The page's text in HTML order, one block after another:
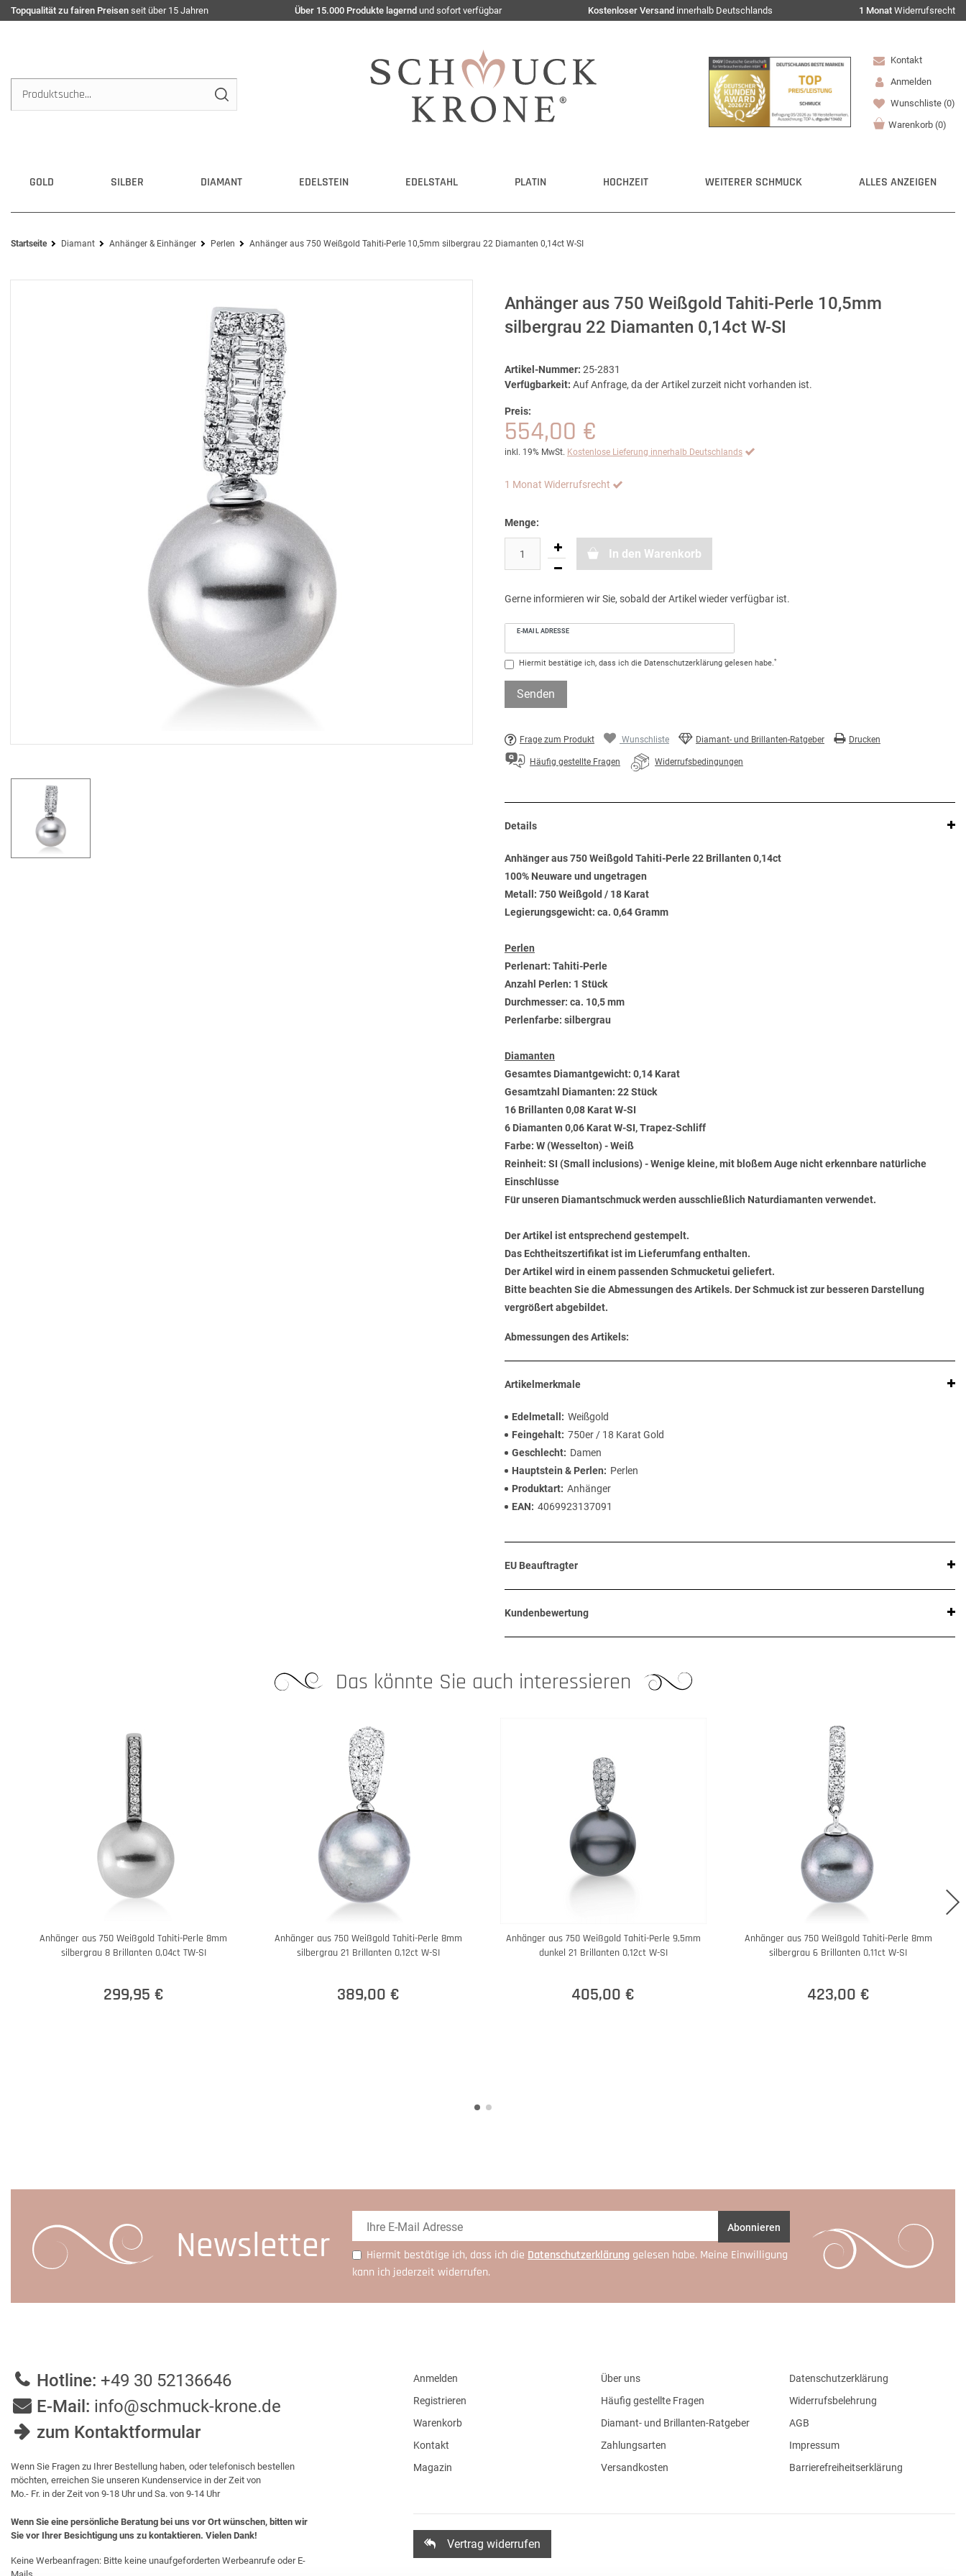
Topqualität zu fairen Preisen seit über 15 Jahren Über 15.000 Produkte lagernd und sofort verfügbar Kostenloser Versand innerhalb Deutschlands 1 Monat Widerrufsrecht
Kontakt
Anmelden
Wunschliste (0)
Warenkorb (0)
GOLD SILBER DIAMANT EDELSTEIN EDELSTAHL PLATIN HOCHZEIT WEITERER SCHMUCK ALLES ANZEIGEN
Startseite Diamant Anhänger & Einhänger Perlen Anhänger aus 750 Weißgold Tahiti-Perle 10,5mm silbergrau 22 Diamanten 0,14ct W-SI
Anhänger aus 750 Weißgold Tahiti-Perle 10,5mm
silbergrau 22 Diamanten 0,14ct W-SI
Artikel-Nummer: 25-2831
Verfügbarkeit: Auf Anfrage, da der Artikel zurzeit nicht vorhanden ist.
Preis:
554,00 €
inkl. 19% MwSt. Kostenlose Lieferung innerhalb Deutschlands
1 Monat Widerrufsrecht
Menge:
In den Warenkorb
Gerne informieren wir Sie, sobald der Artikel wieder verfügbar ist.
E-MAIL ADRESSE
Hiermit bestätige ich, dass ich die Daten­schutz­erklärung gelesen habe.*
Senden
Frage zum Produkt Wunschliste Diamant- und Brillanten-Ratgeber Drucken
Häufig gestellte Fragen Widerrufsbedingungen
Details
Anhänger aus 750 Weißgold Tahiti-Perle 22 Brillanten 0,14ct
100% Neuware und ungetragen
Metall: 750 Weißgold / 18 Karat
Legierungsgewicht: ca. 0,64 Gramm
Perlen
Perlenart: Tahiti-Perle
Anzahl Perlen: 1 Stück
Durchmesser: ca. 10,5 mm
Perlenfarbe: silbergrau
Diamanten
Gesamtes Diamantgewicht: 0,14 Karat
Gesamtzahl Diamanten: 22 Stück
16 Brillanten 0,08 Karat W-SI
6 Diamanten 0,06 Karat W-SI, Trapez-Schliff
Farbe: W (Wesselton) - Weiß
Reinheit: SI (Small inclusions) - Wenige kleine, mit bloßem Auge nicht erkennbare natürliche
Einschlüsse
Für unseren Diamantschmuck werden ausschließlich Naturdiamanten verwendet.
Der Artikel ist entsprechend gestempelt.
Das Echtheitszertifikat ist im Lieferumfang enthalten.
Der Artikel wird in einem passenden Schmucketui geliefert.
Bitte beachten Sie die Abmessungen des Artikels. Der Schmuck ist zur besseren Darstellung
vergrößert abgebildet.
Abmessungen des Artikels:
Artikelmerkmale
Edelmetall
Weißgold
Feingehalt 750er / 18 Karat Gold
Geschlecht
Damen
Hauptstein & Perlen
Perlen
Produktart Anhänger
EAN
4069923137091
EU Beauftragter
Kundenbewertung
Das könnte Sie auch interessieren
Anhänger aus 750 Weißgold Tahiti-Perle 8mm
silbergrau 8 Brillanten 0,04ct TW-SI
299,95 €
Anhänger aus 750 Weißgold Tahiti-Perle 8mm
silbergrau 21 Brillanten 0,12ct W-SI
389,00 €
Anhänger aus 750 Weißgold Tahiti-Perle 9,5mm
dunkel 21 Brillanten 0,12ct W-SI
405,00 €
Anhänger aus 750 Weißgold Tahiti-Perle 8mm
silbergrau 6 Brillanten 0,11ct W-SI
423,00 €
Newsletter Abonnieren
Hiermit bestätige ich, dass ich die Daten­schutz­erklärung gelesen habe. Meine Einwilligung
kann ich jederzeit widerrufen.
Hotline: +49 30 52136646
E-Mail: info@schmuck-krone.de
zum Kontaktformular
Wenn Sie Fragen zu Ihrer Bestellung haben, oder telefonisch bestellen
möchten, erreichen Sie unseren Kundenservice in der Zeit von
Mo.- Fr. in der Zeit von 9-18 Uhr und Sa. von 9-14 Uhr
Wenn Sie eine persönliche Beratung bei uns vor Ort wünschen, bitten wir
Sie vor Ihrer Besichtigung uns zu kontaktieren. Vielen Dank!
Keine Werbeanfragen: Bitte keine unaufgeforderten Werbeanrufe oder E-
Anmelden
Registrieren
Warenkorb
Kontakt
Magazin
Über uns
Häufig gestellte Fragen
Diamant- und Brillanten-Ratgeber
Zahlungsarten
Versandkosten
Datenschutzerklärung
Widerrufsbelehrung
AGB
Impressum
Barrierefreiheitserklärung
Vertrag widerrufen